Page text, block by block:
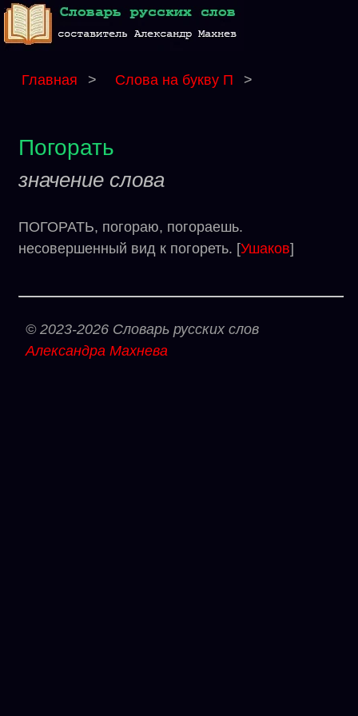
Главная > Слова на букву П >
Погорать
значение слова
ПОГОРАТЬ, погораю, погораешь.
несовершенный вид к погореть. [Ушаков]
© 2023-2026 Словарь русских слов
Александра Махнева